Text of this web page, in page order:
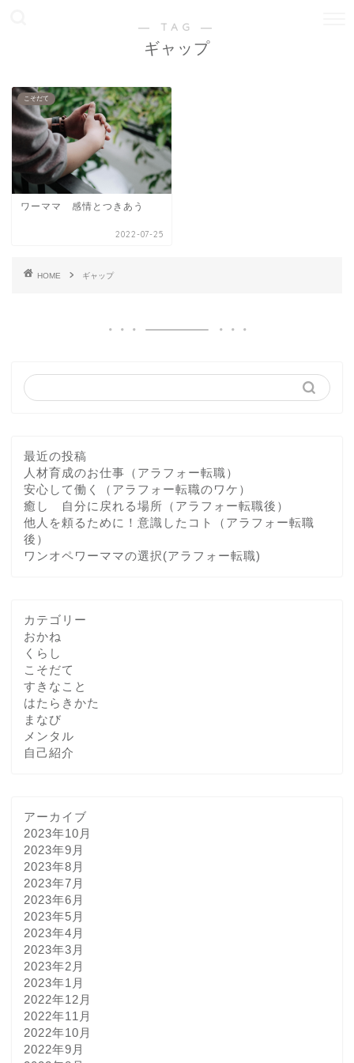
― TAG ―
ギャップ
こそだて
ワーママ 感情とつきあう
2022-07-25
HOME ギャップ
最近の投稿
人材育成のお仕事（アラフォー転職）
安心して働く（アラフォー転職のワケ）
癒し 自分に戻れる場所（アラフォー転職後）
他人を頼るために！意識したコト（アラフォー転職
後）
ワンオペワーママの選択(アラフォー転職)
カテゴリー
おかね
くらし
こそだて
すきなこと
はたらきかた
まなび
メンタル
自己紹介
アーカイブ
2023年10月
2023年9月
2023年8月
2023年7月
2023年6月
2023年5月
2023年4月
2023年3月
2023年2月
2023年1月
2022年12月
2022年11月
2022年10月
2022年9月